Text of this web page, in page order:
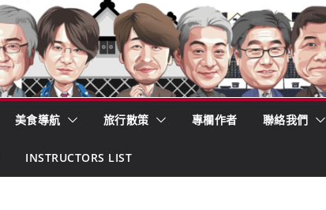
美食導航 旅行散策 專欄作者 聯絡我們
INSTRUCTORS LIST